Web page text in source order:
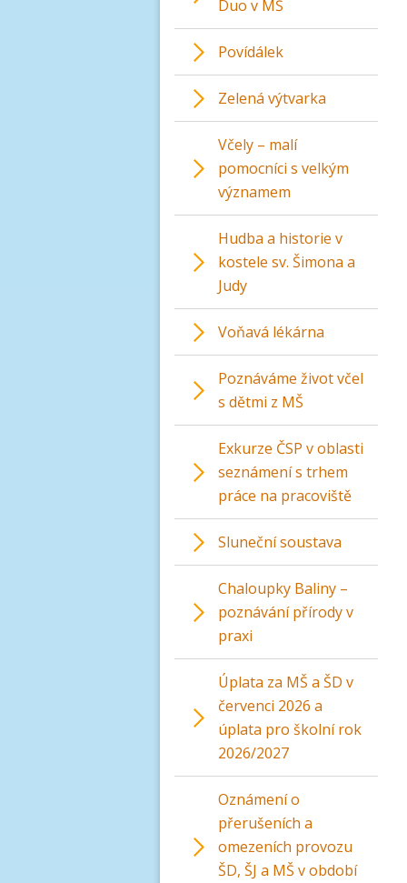
Duo v MŠ
Povídálek
Zelená výtvarka
Včely – malí
pomocníci s velkým
významem
Hudba a historie v
kostele sv. Šimona a
Judy
Voňavá lékárna
Poznáváme život včel
s dětmi z MŠ
Exkurze ČSP v oblasti
seznámení s trhem
práce na pracoviště
Sluneční soustava
Chaloupky Baliny –
poznávání přírody v
praxi
Úplata za MŠ a ŠD v
červenci 2026 a
úplata pro školní rok
2026/2027
Oznámení o
přerušeních a
omezeních provozu
ŠD, ŠJ a MŠ v období